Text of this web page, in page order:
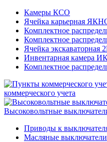
Камеры КСО
Ячейка карьерная
Комплектное
Комплектное
Ячейка экскаваторная
Инвентарная камера
Комплектное
коммерческого учета
Высоковольтные
Приводы к
Масляные выключатели